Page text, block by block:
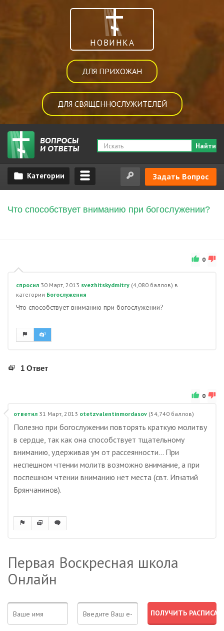
НОВИНКА
ДЛЯ ПРИХОЖАН
ДЛЯ СВЯЩЕННОСЛУЖИТЕЛЕЙ
Найти
Задать Вопрос
Что способствует вниманию при богослужении?
0
спросил 30 Март, 2013 svezhitskydmitry (4,080 баллов) в
категории Богослужения
Что способствует вниманию при богослужении?
1 Ответ
0
ответил 31 Март, 2013 otetzvalentinmordasov (54,740 баллов)
Полезно при богослужении повторять краткую молитву
в сердце, так как она способствует тщательному
вниманию, удерживая ум от рассеянности... При
неспешном чтении молитв возможно внимание, а при
поспешном чтении вниманию нет места (свт. Игнатий
Брянчанинов).
Первая Воскресная школа
Онлайн